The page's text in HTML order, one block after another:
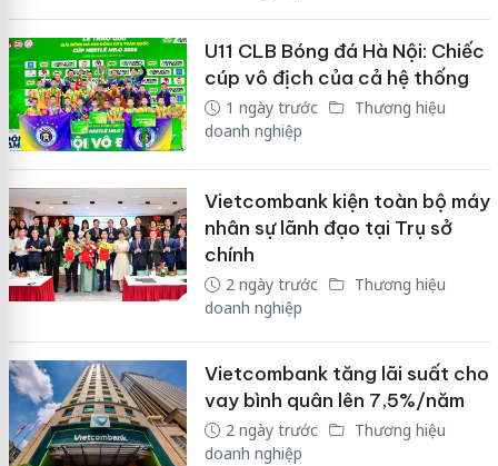
U11 CLB Bóng đá Hà Nội: Chiếc
cúp vô địch của cả hệ thống
1 ngày trước
Thương hiệu
doanh nghiệp
Vietcombank kiện toàn bộ máy
nhân sự lãnh đạo tại Trụ sở
chính
2 ngày trước
Thương hiệu
doanh nghiệp
Vietcombank tăng lãi suất cho
vay bình quân lên 7,5%/năm
2 ngày trước
Thương hiệu
doanh nghiệp